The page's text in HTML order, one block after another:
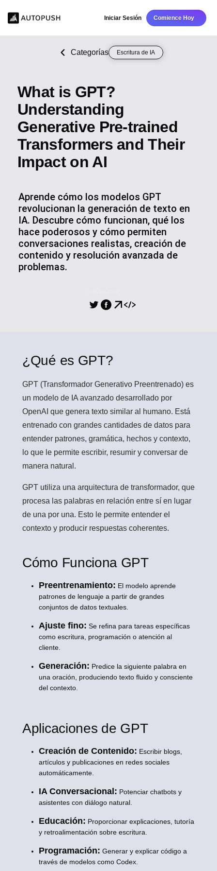
Iniciar Sesión Comience Hoy
Categorías Escritura de IA
What is GPT?
Understanding
Generative Pre-trained
Transformers and Their
Impact on AI
Aprende cómo los modelos GPT
revolucionan la generación de texto en
IA. Descubre cómo funcionan, qué los
hace poderosos y cómo permiten
conversaciones realistas, creación de
contenido y resolución avanzada de
problemas.
¿Qué es GPT?
GPT (Transformador Generativo Preentrenado) es
un modelo de IA avanzado desarrollado por
OpenAI que genera texto similar al humano. Está
entrenado con grandes cantidades de datos para
entender patrones, gramática, hechos y contexto,
lo que le permite escribir, resumir y conversar de
manera natural.
GPT utiliza una arquitectura de transformador, que
procesa las palabras en relación entre sí en lugar
de una por una. Esto le permite entender el
contexto y producir respuestas coherentes.
Cómo Funciona GPT
Preentrenamiento: El modelo aprende
patrones de lenguaje a partir de grandes
conjuntos de datos textuales.
Ajuste fino: Se refina para tareas específicas
como escritura, programación o atención al
cliente.
Generación: Predice la siguiente palabra en
una oración, produciendo texto fluido y consciente
del contexto.
Aplicaciones de GPT
Creación de Contenido: Escribir blogs,
artículos y publicaciones en redes sociales
automáticamente.
IA Conversacional: Potenciar chatbots y
asistentes con diálogo natural.
Educación: Proporcionar explicaciones, tutoría
y retroalimentación sobre escritura.
Programación: Generar y explicar código a
través de modelos como Codex.